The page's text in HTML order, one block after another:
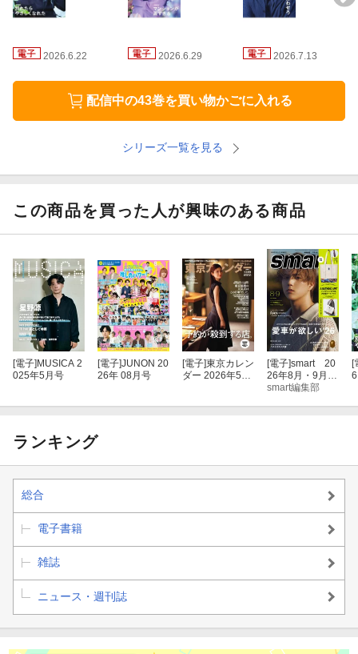
スポーツボスニア、Ｗ杯へ オシムの魂と共に
国際ペンタゴンが公開 UFO資料の正体
トップの源流ヨックモックホールディングス 藤縄武士社長 常に誰
かいた16人部屋
時代を読む正当性欠く「養子案」復活
竹増貞信のコンビニ百里の道をゆくあきやあさみの「愛せる服」
と生きていく
インタビューMAZZEL 多様性の美学
スポーツ「いい風を吹かせたい」エースの覚悟
アート瞬間の表情にドラマ
連載鈴木忠平 沖縄の英雄 島人たちの甲子園
次世代見えない世界想像してみて
連載 やさしくなりたい「 ソーシャルインパクト」 HARIOが拓く
佐藤 優の実践ニュース塾
田内 学の経済のミカタ
2026.6.22 2026.6.29 2026.7.13
配信中の43巻を買い物かごに入れる
シリーズ一覧を見る
この商品を買った人が興味のある商品
[電子]MUSICA 2
025年5月号
[電子]JUNON 20
26年 08月号
[電子]東京カレン
ダー 2026年5月
[電子]smart 20
26年8月・9月合
併号
smart編集部
[
ランキング
総合
電子書籍
雑誌
ニュース・週刊誌